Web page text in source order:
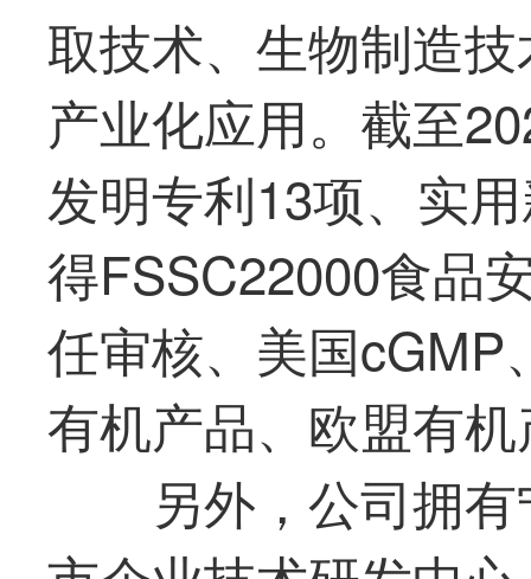
取技术、生物制造
产业化应用。截至
发明专利13项、实
得FSSC22000食品
任审核、美国cGMP
有机产品、欧盟有
另外，公司拥